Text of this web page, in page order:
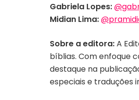
Gabriela Lopes:
Midian Lima:
Sobre a editora:A
bíblias. Com enfoque
destaque na
especiais e traduções